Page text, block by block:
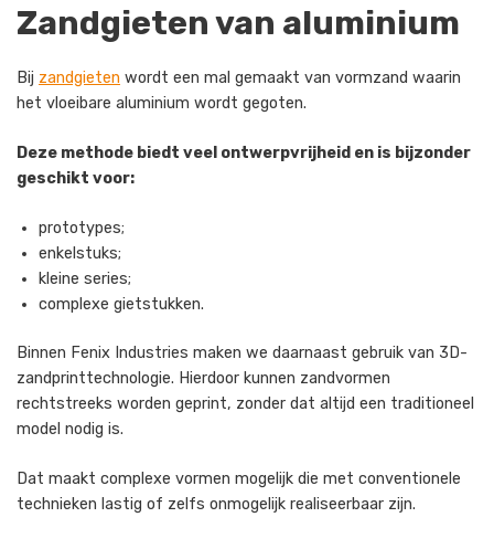
Zandgieten van aluminium
Bij zandgieten wordt een mal gemaakt van vormzand waarin
het vloeibare aluminium wordt gegoten.
Deze methode biedt veel ontwerpvrijheid en is bijzonder
geschikt voor:
prototypes;
enkelstuks;
kleine series;
complexe gietstukken.
Binnen Fenix Industries maken we daarnaast gebruik van 3D-
zandprinttechnologie. Hierdoor kunnen zandvormen
rechtstreeks worden geprint, zonder dat altijd een traditioneel
model nodig is.
Dat maakt complexe vormen mogelijk die met conventionele
technieken lastig of zelfs onmogelijk realiseerbaar zijn.